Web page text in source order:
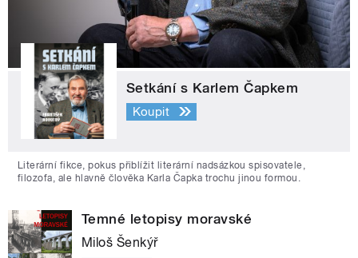
Setkání s Karlem Čapkem
Koupit
Literární fikce, pokus přiblížit literární nadsázkou spisovatele,
filozofa, ale hlavně člověka Karla Čapka trochu jinou formou.
Temné letopisy moravské
Miloš Šenkýř